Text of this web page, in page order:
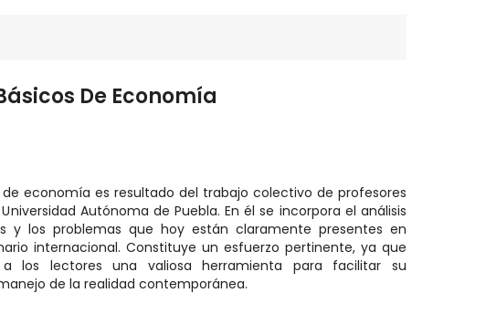
De Economía
de economía es resultado del trabajo colectivo de profesores
Autónoma de Puebla. En él se incorpora el análisis
y los problemas que hoy están claramente presentes en
internacional. Constituye un esfuerzo pertinente, ya que
los lectores una valiosa herramienta para facilitar su
de la realidad contemporánea.